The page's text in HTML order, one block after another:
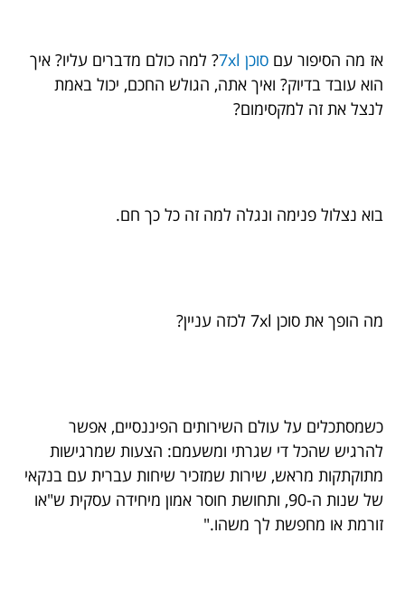
אז מה הסיפור עם סוכן 7xl
? למה כולם מדברים עליו? איך
הוא עובד בדיוק? ואיך אתה, הגולש החכם, יכול באמת
לנצל את זה למקסימום?
בוא נצלול פנימה ונגלה למה זה כל כך חם.
מה הופך את סוכן 7xl לכזה עניין?
כשמסתכלים על עולם השירותים הפיננסיים, אפשר
להרגיש שהכל די שגרתי ומשעמם: הצעות שמרגישות
מתוקתקות מראש, שירות שמזכיר שיחות עברית עם בנקאי
של שנות ה-90, ותחושת חוסר אמון מיחידה עסקית ש"או
זורמת או מחפשת לך משהו."